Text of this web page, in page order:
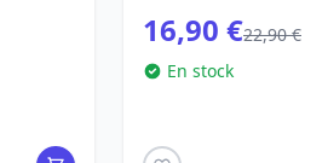
16,90 €22,90 €
En stock